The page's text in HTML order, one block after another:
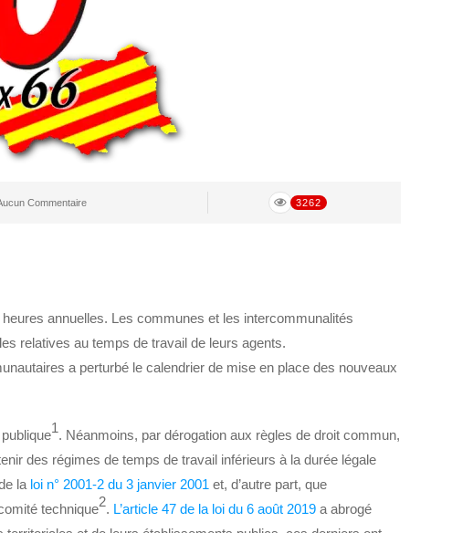
Commentaire 3262
annuelles. Les communes et les intercommunalités
relatives au temps de travail de leurs agents.
a perturbé le calendrier de mise en place des nouveaux
1. Néanmoins, par dérogation aux règles de droit commun,
des régimes de temps de travail inférieurs à la durée légale
la loi n° 2001-2 du 3 janvier 2001 et, d’autre part, que
technique2. L’article 47 de la loi du 6 août 2019 a abrogé